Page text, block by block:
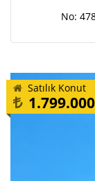
No:
Satılık Konut
1.799.000